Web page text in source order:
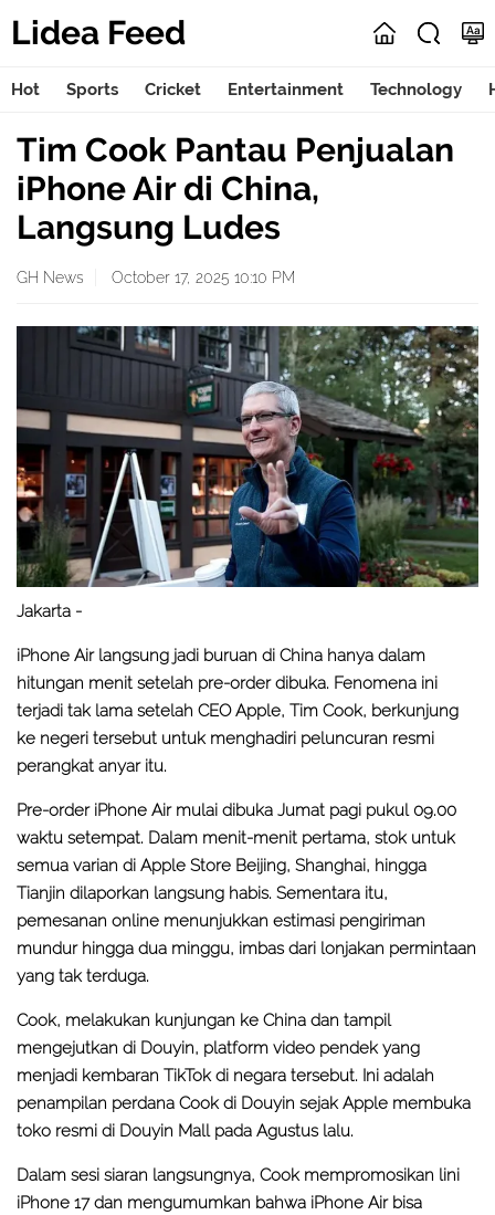
Lidea Feed
Hot Sports Cricket Entertainment Technology
Tim Cook Pantau Penjualan
iPhone Air di China,
Langsung Ludes
GH News October 17, 2025 10:10 PM
Jakarta -
iPhone Airlangsung jadi buruan di China hanya dalam
hitungan menit setelah pre-order dibuka. Fenomena ini
terjadi tak lama setelah CEO Apple, Tim Cook, berkunjung
ke negeri tersebut untuk menghadiri peluncuran resmi
perangkat anyar itu.
Pre-order iPhone Air mulai dibuka Jumat pagi pukul 09.00
waktu setempat. Dalam menit-menit pertama, stok untuk
semua varian di Apple Store Beijing, Shanghai, hingga
Tianjin dilaporkan langsung habis. Sementara itu,
pemesanan online menunjukkan estimasi pengiriman
mundur hingga dua minggu, imbas dari lonjakan permintaan
yang tak terduga.
Cook, melakukan kunjungan ke China dan tampil
mengejutkan di Douyin, platform video pendek yang
menjadi kembaran TikTok di negara tersebut. Ini adalah
penampilan perdana Cook di Douyin sejak Apple membuka
toko resmi di Douyin Mall pada Agustus lalu.
Dalam sesi siaran langsungnya, Cook mempromosikan lini
iPhone 17 dan mengumumkan bahwa iPhone Air bisa